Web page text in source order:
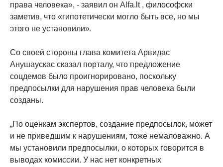
права человека», - заявил он Alfa.lt , философски
заметив, что «гипотетически могло быть все, но мы
этого не установили».
Со своей стороны глава комитета Арвидас
Анушаускас сказал порталу, что предложение
соцдемов было проигнорировано, поскольку
предпосылки для нарушения прав человека были
созданы.
„По оценкам экспертов, создание предпосылок, может
и не приведшим к нарушениям, тоже немаловажно. А
мы установили предпосылки, о которых говорится в
выводах комиссии. У нас нет конкретных